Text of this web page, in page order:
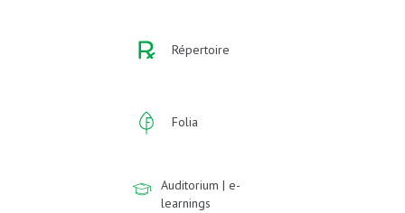
Répertoire
Folia
Auditorium | e-
learnings